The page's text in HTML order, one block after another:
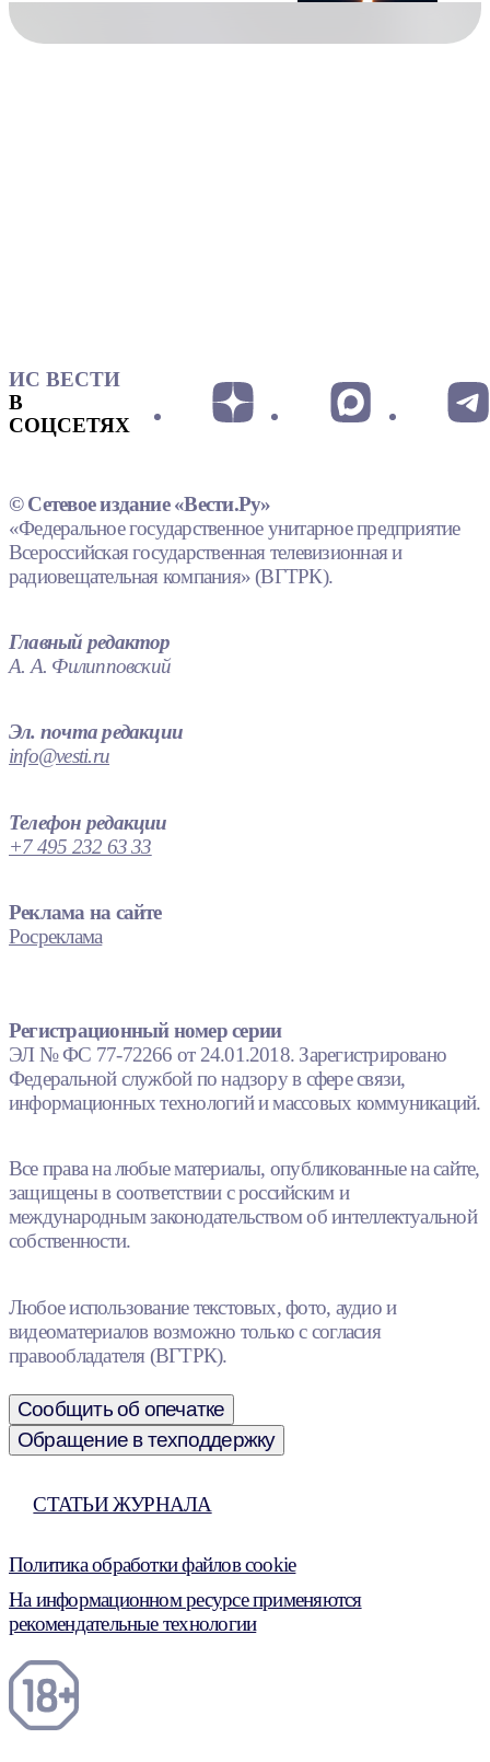
ИС ВЕСТИ
В
СОЦСЕТЯХ
© Сетевое издание «Вести.Ру»
«Федеральное государственное унитарное предприятие
Всероссийская государственная телевизионная и
радиовещательная компания» (ВГТРК).
Главный редактор
А. А. Филипповский
Эл. почта редакции
info@vesti.ru
Телефон редакции
+7 495 232 63 33
Реклама на сайте
Росреклама
Регистрационный номер серии
ЭЛ № ФС 77-72266 от 24.01.2018. Зарегистрировано
Федеральной службой по надзору в сфере связи,
информационных технологий и массовых коммуникаций.
Все права на любые материалы, опубликованные на сайте,
защищены в соответствии с российским и
международным законодательством об интеллектуальной
собственности.
Любое использование текстовых, фото, аудио и
видеоматериалов возможно только с согласия
правообладателя (ВГТРК).
Сообщить об опечатке
Обращение в техподдержку
СТАТЬИ ЖУРНАЛА
Политика обработки файлов cookie
На информационном ресурсе применяются
рекомендательные технологии